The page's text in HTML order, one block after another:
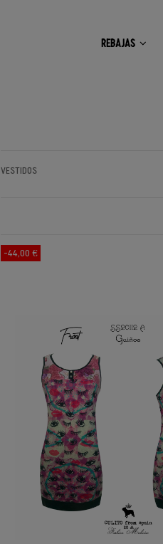
REBAJAS
VESTIDOS
-44,00 €